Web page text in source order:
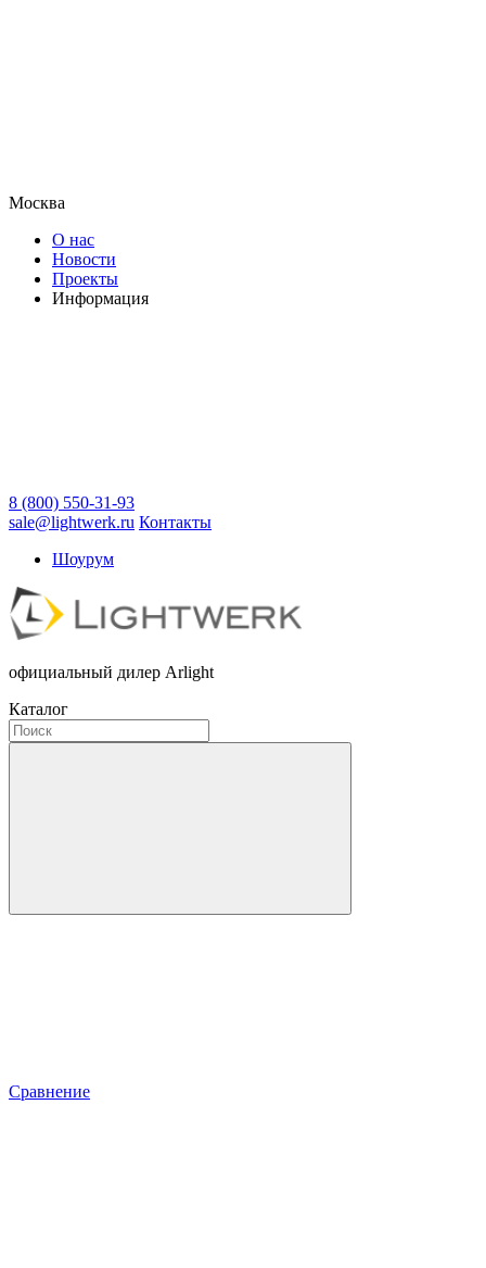
Москва
О нас
Новости
Проекты
Информация
8 (800) 550-31-93
sale@lightwerk.ru Контакты
Шоурум
официальный дилер Arlight
Каталог
Сравнение